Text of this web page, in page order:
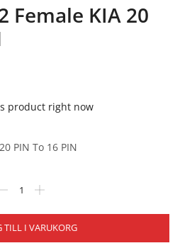
Female KIA 20
product right now
PIN To 16 PIN
TILL I VARUKORG